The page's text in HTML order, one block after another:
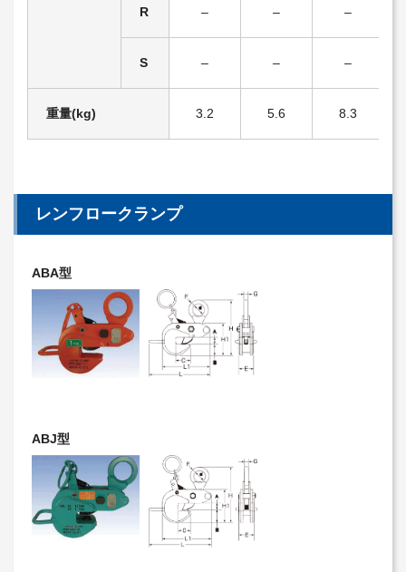
R – – –
S – – –
重量(kg) 3.2 5.6 8.3
レンフロークランプ
ABA型
ABJ型